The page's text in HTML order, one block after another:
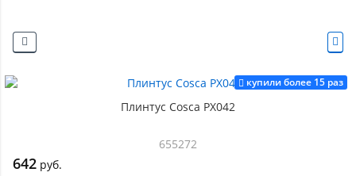
купили более 15 раз
Плинтус Cosca PX042
655272
642 руб.